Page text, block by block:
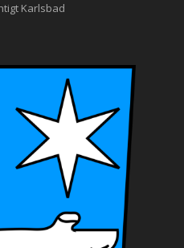
Karlsbad